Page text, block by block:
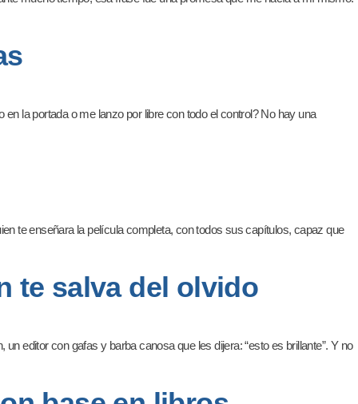
la portada o me lanzo por libre con todo el control? No hay una
te enseñara la película completa, con todos sus capítulos, capaz que
te salva del olvido
editor con gafas y barba canosa que les dijera: “esto es brillante”. Y no